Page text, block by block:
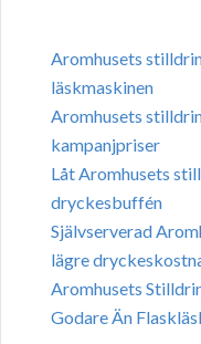
Aromhusets
läskmaskinen
Aromhusets
kampanjpriser
Låt Aromhusets
dryckesbuffén
Självserverad
lägre
Aromhusets
Godare Än